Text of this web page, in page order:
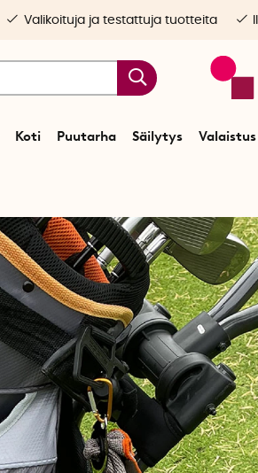
Koti Puutarha Säilytys Valaistus
Valikoituja ja testattuja tuotteita